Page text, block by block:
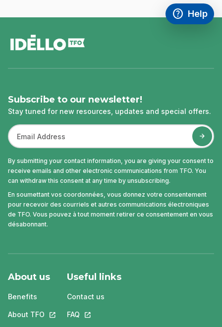
help
Access
Help
,This link
Subscribe to our newsletter!
Stay tuned for new resources, updates and special offers.
By submitting your contact information, you are giving your consent to
receive emails and other electronic communications from TFO. You
can withdraw this consent at any time by unsubscribing.
En soumettant vos coordonnées, vous donnez votre consentement
pour recevoir des courriels et autres communications électroniques
de TFO. Vous pouvez à tout moment retirer ce consentement en vous
désabonnant.
About us
Benefits
About TFO This link will open in a new tab.
Useful links
Contact us
FAQ This link will open in a new tab.